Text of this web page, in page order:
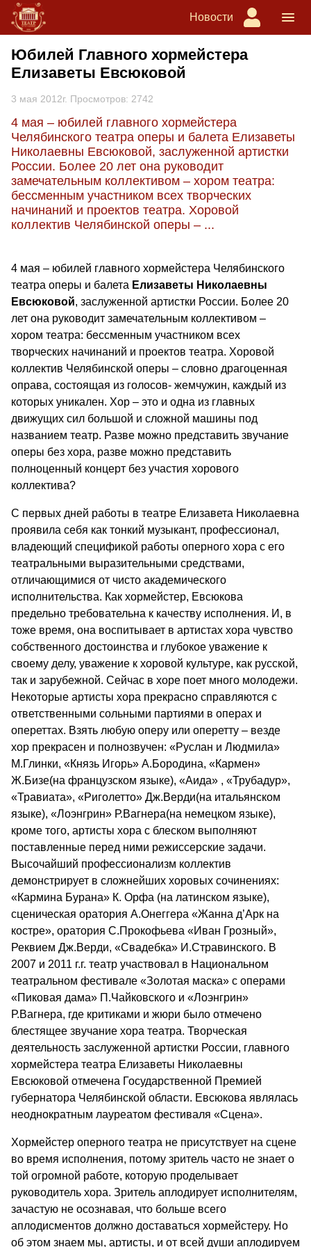
Новости
Юбилей Главного хормейстера
Елизаветы Евсюковой
3 мая 2012г. Просмотров: 2742
4 мая – юбилей главного хормейстера
Челябинского театра оперы и балета Елизаветы
Николаевны Евсюковой, заслуженной артистки
России. Более 20 лет она руководит
замечательным коллективом – хором театра:
бессменным участником всех творческих
начинаний и проектов театра. Хоровой
коллектив Челябинской оперы – ...
4 мая – юбилей главного хормейстера Челябинского
театра оперы и балета Елизаветы Николаевны
Евсюковой, заслуженной артистки России. Более 20
лет она руководит замечательным коллективом –
хором театра: бессменным участником всех
творческих начинаний и проектов театра. Хоровой
коллектив Челябинской оперы – словно драгоценная
оправа, состоящая из голосов- жемчужин, каждый из
которых уникален. Хор – это и одна из главных
движущих сил большой и сложной машины под
названием театр. Разве можно представить звучание
оперы без хора, разве можно представить
полноценный концерт без участия хорового
коллектива?
С первых дней работы в театре Елизавета Николаевна
проявила себя как тонкий музыкант, профессионал,
владеющий спецификой работы оперного хора с его
театральными выразительными средствами,
отличающимися от чисто академического
исполнительства. Как хормейстер, Евсюкова
предельно требовательна к качеству исполнения. И, в
тоже время, она воспитывает в артистах хора чувство
собственного достоинства и глубокое уважение к
своему делу, уважение к хоровой культуре, как русской,
так и зарубежной. Сейчас в хоре поет много молодежи.
Некоторые артисты хора прекрасно справляются с
ответственными сольными партиями в операх и
опереттах. Взять любую оперу или оперетту – везде
хор прекрасен и полнозвучен: «Руслан и Людмила»
М.Глинки, «Князь Игорь» А.Бородина, «Кармен»
Ж.Бизе(на французском языке), «Аида» , «Трубадур»,
«Травиата», «Риголетто» Дж.Верди(на итальянском
языке), «Лоэнгрин» Р.Вагнера(на немецком языке),
кроме того, артисты хора с блеском выполняют
поставленные перед ними режиссерские задачи.
Высочайший профессионализм коллектив
демонстрирует в сложнейших хоровых сочинениях:
«Кармина Бурана» К. Орфа (на латинском языке),
сценическая оратория А.Онеггера «Жанна д’Арк на
костре», оратория С.Прокофьева «Иван Грозный»,
Реквием Дж.Верди, «Свадебка» И.Стравинского. В
2007 и 2011 г.г. театр участвовал в Национальном
театральном фестивале «Золотая маска» с операми
«Пиковая дама» П.Чайковского и «Лоэнгрин»
Р.Вагнера, где критиками и жюри было отмечено
блестящее звучание хора театра. Творческая
деятельность заслуженной артистки России, главного
хормейстера театра Елизаветы Николаевны
Евсюковой отмечена Государственной Премией
губернатора Челябинской области. Евсюкова являлась
неоднократным лауреатом фестиваля «Сцена».
Хормейстер оперного театра не присутствует на сцене
во время исполнения, потому зритель часто не знает о
той огромной работе, которую проделывает
руководитель хора. Зритель аплодирует исполнителям,
зачастую не осознавая, что больше всего
аплодисментов должно доставаться хормейстеру. Но
об этом знаем мы, артисты, и от всей души аплодируем